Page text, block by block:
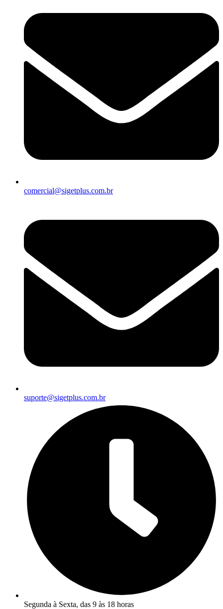
comercial@sigetplus.com.br
suporte@sigetplus.com.br
Segunda à Sexta, das 9 às 18 horas